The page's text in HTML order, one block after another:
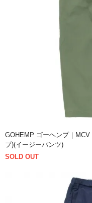
GOHEMP ゴーヘンプ｜
ブ)(イージーパンツ)
SOLD OUT